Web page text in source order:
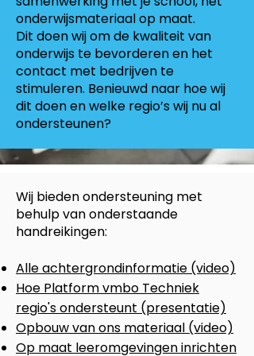
onderwijsmateriaal op maat.
Dit doen wij om de kwaliteit van
onderwijs te bevorderen en het
contact met bedrijven te
stimuleren. Benieuwd naar hoe wij
dit doen en welke regio’s wij nu al
ondersteunen?
Wij bieden ondersteuning met
behulp van onderstaande
handreikingen:
Alle achtergrondinformatie (video)
Hoe Platform vmbo Techniek
regio's ondersteunt (presentatie)
Opbouw van ons materiaal (video)
Op maat leeromgevingen inrichten